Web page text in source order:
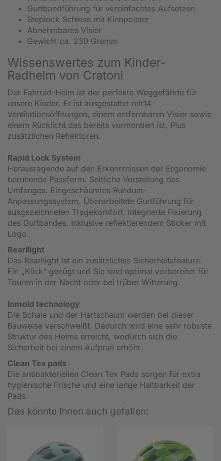
Gurtbandführung für vereinfachtes Aufsetzen
Steplock Schloss mit Kinnpolster
Abnehmbares Visier
Gewicht ca. 230 Gramm
Wissenswertes zum Kinder-
Radhelm von Cratoni
Der Fahrrad-Helm ist der perfekte Weggefährte für
unsere Kinder. Er ist ausgestattet mit14
Ventilationsöffnungen, einem entfernbaren Visier sowie
einem Rücklicht das bereits vormontiert ist, Plus
zusätzlichen Reflektoren.
Rapid Lock System
Herausragende auf den Erkenntnissen der Ergonomie
beruhende Passform. Seitliche Verstellung des
Umfanges. Eingeschäumtes Rundum-
Anpassungssystem. Überarbeitete Gurtführung für
ausgezeichneten Tragekomfort. Integrierte Fixierung
des Gurtbandes. Inklusive reflektierendem Sticker mit
Logo.
Rearllight
Das Rearllight ist ein zusätzliches Sicherheitsfeature.
Ein „Klick“ genügt und Sie sind optimal vorbereitet für
Touren in der Nacht oder bei trüber Witterung.
Inmold technology
Die Schale und der Hartschaum werden bei dieser
Bauweise verschweißt. Dadurch wird eine sehr robuste
Struktur des Helms erreicht, wodurch sich die
Sicherheit bei einem Aufprall erhöht.
Clean Tex pads
Die antibakteriellen Clean Tex Pads sorgen für extra
hygienische Frische und eine lange Haltbarkeit der
Pads.
Das könnte Ihnen auch gefallen: